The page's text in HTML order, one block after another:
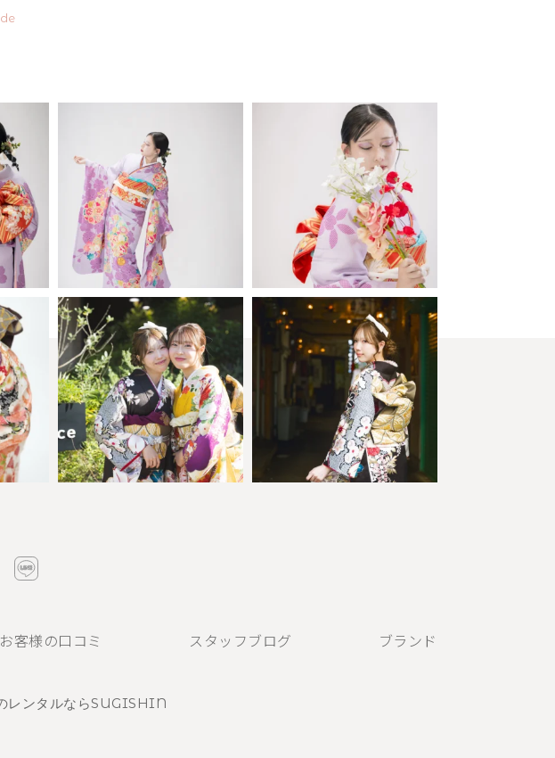
お客様の口コミ スタッフブログ ブランド
レンタルならSUGISHIN